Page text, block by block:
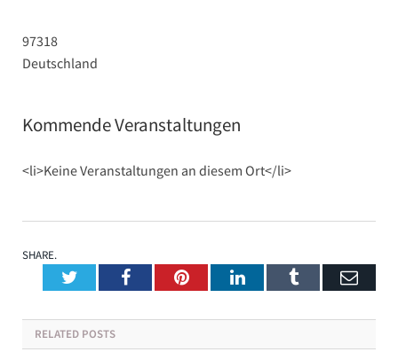
97318
Deutschland
Kommende Veranstaltungen
<li>Keine Veranstaltungen an diesem Ort</li>
SHARE.
TwitterFacebookPinterestLinkedInTumblr
RELATED POSTS